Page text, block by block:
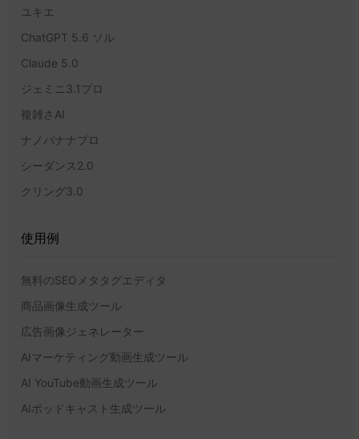
ユキエ
ChatGPT 5.6 ソル
Claude 5.0
ジェミニ3.1プロ
複雑さAI
ナノバナナプロ
シーダンス2.0
クリング3.0
使用例
無料のSEOメタタグエディタ
商品画像生成ツール
広告画像ジェネレーター
AIマーケティング動画生成ツール
AI YouTube動画生成ツール
AIポッドキャスト生成ツール